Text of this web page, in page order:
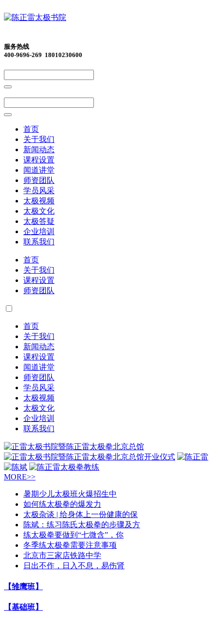
服务热线
400-9696-269 18010230600
首页
关于我们
新闻动态
课程设置
闻道讲堂
师资团队
学员风采
太极视频
太极文化
太极答疑
企业培训
联系我们
首页
关于我们
课程设置
师资团队
首页
关于我们
新闻动态
课程设置
闻道讲堂
师资团队
学员风采
太极视频
太极文化
企业培训
联系我们
MORE>>
暑期少儿太极班火爆招生中
如何练太极拳的爆发力
太极杂谈 | 给身体上一份健康的保
陈斌：练习陈氏太极拳的步骤及方
练太极拳要做到“七微含”，你
冬季练太极拳需要注意事项
北京市三家店铁路中学
日出不作，日入不息，易伤肾
【雏鹰班】
【基础班】